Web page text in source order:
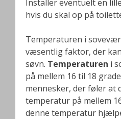
Installer eventuelt en
hvis du skal op på
Temperaturen i
væsentlig faktor, der
søvn. Temperaturen i
på mellem 16 til 18
mennesker, der føler at
temperatur på mellem
denne temperatur